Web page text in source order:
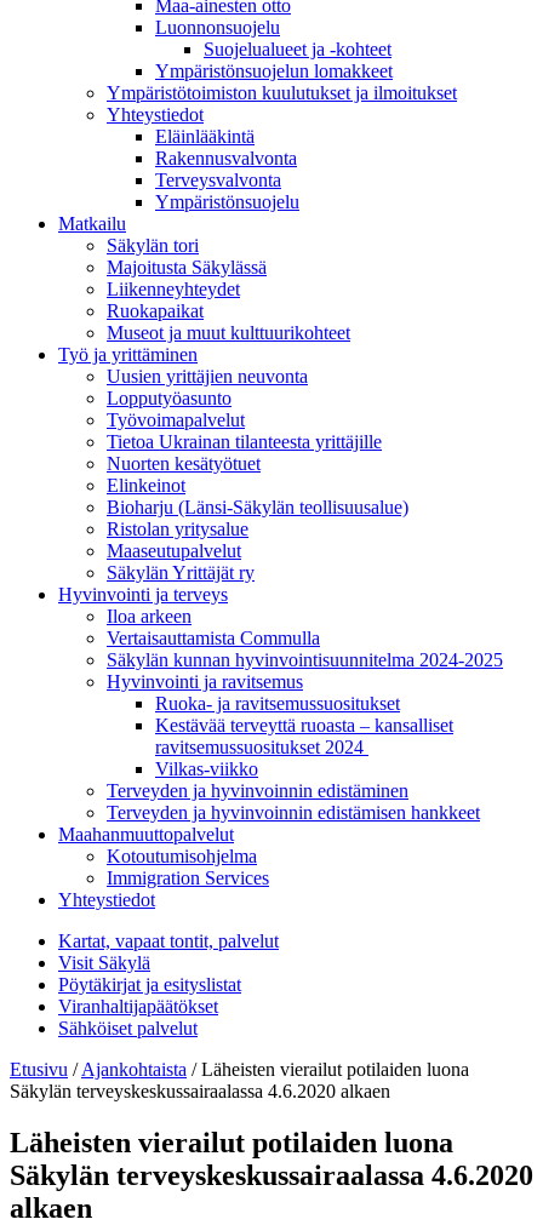
Maa-ainesten otto
Luonnonsuojelu
Suojelualueet ja -kohteet
Ympäristönsuojelun lomakkeet
Ympäristötoimiston kuulutukset ja ilmoitukset
Yhteystiedot
Eläinlääkintä
Rakennusvalvonta
Terveysvalvonta
Ympäristönsuojelu
Mat­kailu
Säkylän tori
Majoitusta Säkylässä
Liikenneyhteydet
Ruokapaikat
Museot ja muut kulttuurikohteet
Työ ja yrittä­minen
Uusien yrittäjien neuvonta
Lopputyöasunto
Työvoimapalvelut
Tietoa Ukrainan tilanteesta yrittäjille
Nuorten kesätyötuet
Elinkeinot
Bioharju (Länsi-Säkylän teollisuusalue)
Ristolan yritysalue
Maaseutupalvelut
Säkylän Yrittäjät ry
Hyvinvointi ja terveys
Iloa arkeen
Vertaisauttamista Commulla
Säkylän kunnan hyvinvointisuunnitelma 2024-2025
Hyvinvointi ja ravitsemus
Ruoka- ja ravitsemussuositukset
Kestävää terveyttä ruoasta – kansalliset
ravitsemussuositukset 2024
Vilkas-viikko
Terveyden ja hyvinvoinnin edistäminen
Terveyden ja hyvinvoinnin edistämisen hankkeet
Maahanmuuttopalvelut
Kotoutumisohjelma
Immigration Services
Yhteystiedot
Kartat, vapaat tontit, palvelut
Visit Säkylä
Pöytäkirjat ja esityslistat
Viranhaltijapäätökset
Sähköiset palvelut
Etusivu /Ajankohtaista /Läheisten vierailut potilaiden luona
Säkylän terveyskeskussairaalassa 4.6.2020 alkaen
Läheisten vierailut potilaiden luona
Säkylän terveyskeskussairaalassa 4.6.2020
alkaen